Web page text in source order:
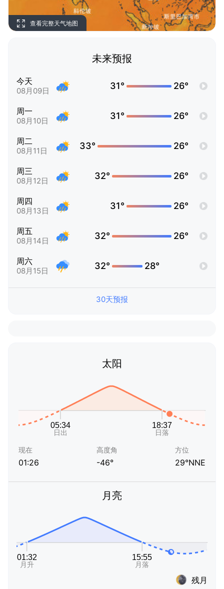
查看完整天气地图
未来预报
今天
08月09日 31° 26°
周一
08月10日 31° 26°
周二
08月11日 33° 26°
周三
08月12日 32° 26°
周四
08月13日 31° 26°
周五
08月14日 32° 26°
周六
08月15日 32° 28°
30天预报
太阳
现在
01:26
高度角
-46°
方位
29°NNE
月亮
残月